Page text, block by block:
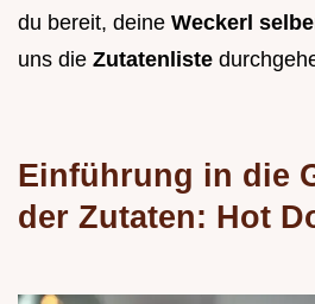
du bereit, deine Weckerl
uns die Zutatenliste
Einführung in die
der Zutaten: Hot